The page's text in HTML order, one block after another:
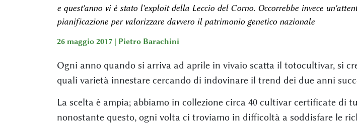
e quest'anno vi è stato l'exploit della Leccio del Corno. Occorrebbe invece
pianificazione per valorizzare davvero il patrimonio genetico nazionale
26 maggio 2017 | Pietro Barachini
Ogni anno quando si arriva ad aprile in vivaio scatta il totocultivar, si
quali varietà innestare cercando di indovinare il trend dei due anni
La scelta è ampia; abbiamo in collezione circa 40 cultivar certificate di
nonostante questo, ogni volta ci troviamo in difficoltà a soddisfare le